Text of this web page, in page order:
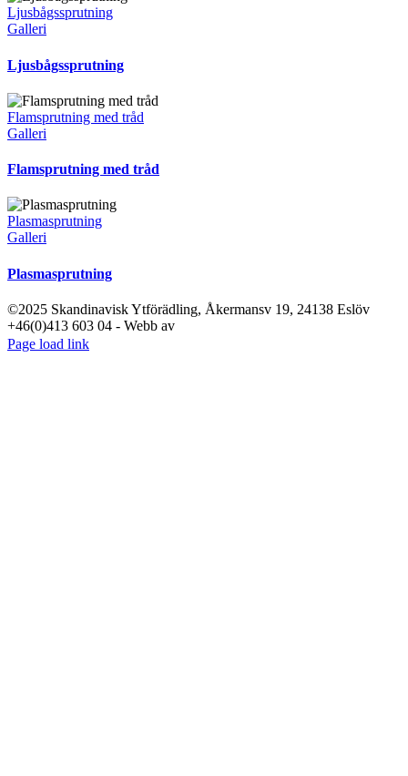
Ljusbågssprutning
Galleri
Ljusbågssprutning
Flamsprutning med tråd
Galleri
Flamsprutning med tråd
Plasmasprutning
Galleri
Plasmasprutning
©2025 Skandinavisk Ytförädling, Åkermansv 19, 24138 Eslöv
+46(0)413 603 04 - Webb av
LinkedIn
YouTube
Instagram
Facebook
X
Page load link